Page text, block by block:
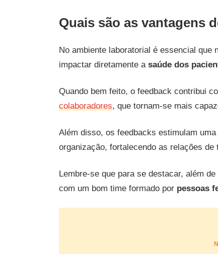
Quais são as vantagens
No ambiente laboratorial é essencial que
impactar diretamente a saúde dos
Quando bem feito, o feedback contribui
colaboradores, que tornam-se mais
Além disso, os feedbacks estimulam
organização, fortalecendo as relações
Lembre-se que para se destacar, além
com um bom time formado por pessoas